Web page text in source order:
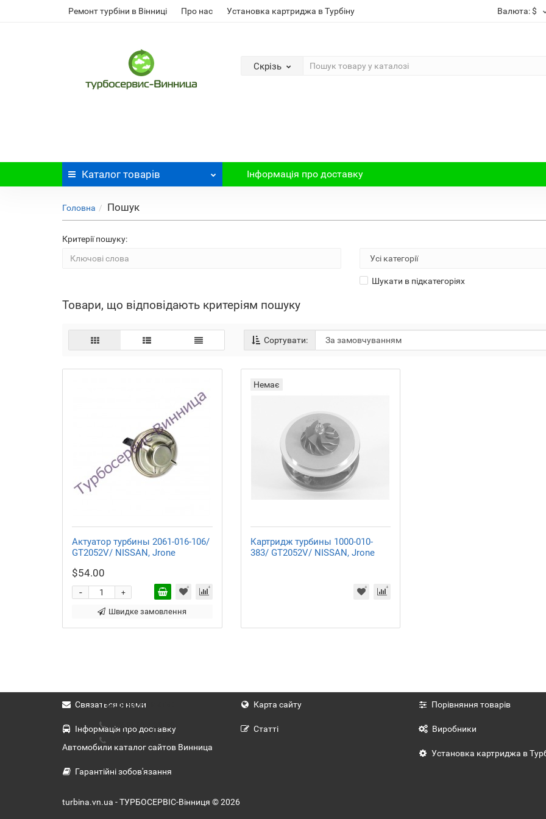
Ремонт турбіни в Вінниці Про нас Установка картриджа в Турбіну Валюта:$
Скрізь
Каталог товарів Інформація про доставку
Головна Пошук
Критерії пошуку:
Шукати в підкатегоріях
Товари, що відповідають критеріям пошуку
Сортувати:
Актуатор турбины 2061-016-106/
GT2052V/ NISSAN, Jrone
$54.00
+
-
Швидке замовлення
Немає
Картридж турбины 1000-010-
383/ GT2052V/ NISSAN, Jrone
Наші контакти:
(063) 617-23-03
Связаться с нами
Інформація про доставку
Автомобили каталог сайтов Винница
Карта сайту
Статті
Порівняння товарів
Виробники
Установка картриджа в
Гарантійні зобов'язання
turbina.vn.ua - ТУРБОСЕРВІС-Вінниця © 2026